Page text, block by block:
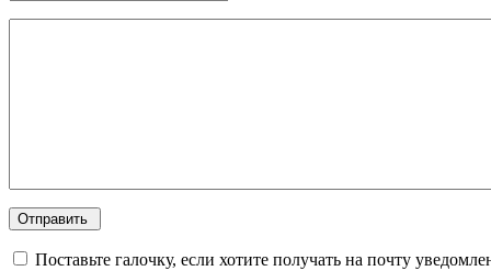
Поставьте галочку, если хотите получать на почту